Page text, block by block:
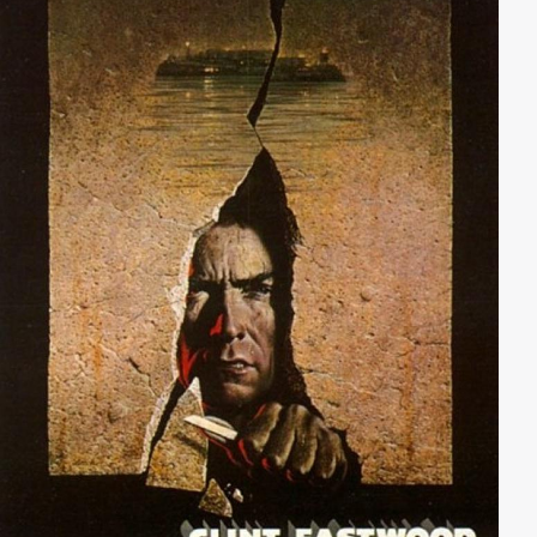
alkoholabhängige ehemalige Sträfling „Pop“, der
während des Überfalls den Concierge mimen soll, mit
von der Partie.